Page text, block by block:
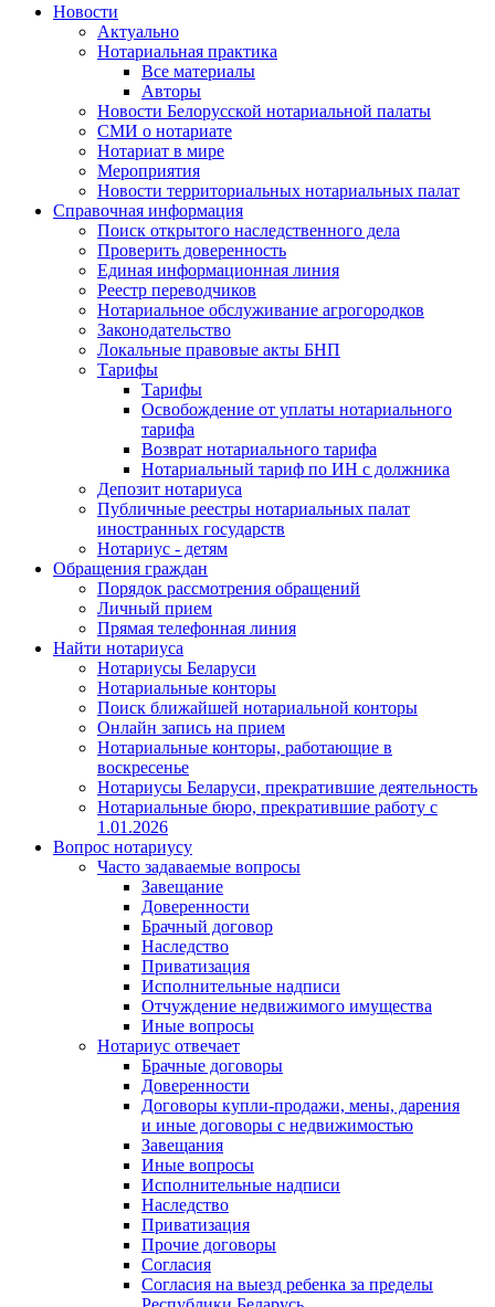
Новости
Актуально
Нотариальная практика
Все материалы
Авторы
Новости Белорусской нотариальной палаты
СМИ о нотариате
Нотариат в мире
Мероприятия
Новости территориальных нотариальных палат
Справочная информация
Поиск открытого наследственного дела
Проверить доверенность
Единая информационная линия
Реестр переводчиков
Нотариальное обслуживание агрогородков
Законодательство
Локальные правовые акты БНП
Тарифы
Тарифы
Освобождение от уплаты нотариального
тарифа
Возврат нотариального тарифа
Нотариальный тариф по ИН с должника
Депозит нотариуса
Публичные реестры нотариальных палат
иностранных государств
Нотариус - детям
Обращения граждан
Порядок рассмотрения обращений
Личный прием
Прямая телефонная линия
Найти нотариуса
Нотариусы Беларуси
Нотариальные конторы
Поиск ближайшей нотариальной конторы
Онлайн запись на прием
Нотариальные конторы, работающие в
воскресенье
Нотариусы Беларуси, прекратившие деятельность
Нотариальные бюро, прекратившие работу с
1.01.2026
Вопрос нотариусу
Часто задаваемые вопросы
Завещание
Доверенности
Брачный договор
Наследство
Приватизация
Исполнительные надписи
Отчуждение недвижимого имущества
Иные вопросы
Нотариус отвечает
Брачные договоры
Доверенности
Договоры купли-продажи, мены, дарения
и иные договоры с недвижимостью
Завещания
Иные вопросы
Исполнительные надписи
Наследство
Приватизация
Прочие договоры
Согласия
Согласия на выезд ребенка за пределы